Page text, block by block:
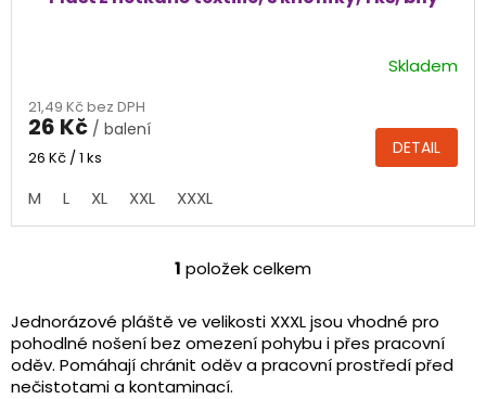
produktu
je
4,0
5
hvězdiček.
Skladem
21,49 Kč bez DPH
26 Kč / balení
Měrná
26 Kč / 1 ks DETAIL
M L XL XXL XXXL
O
l
á
d
1 položek celkem
Jednorázové pláště ve velikosti XXXL jsou vhodné pro
pohodlné nošení bez omezení pohybu i přes pracovní
oděv. Pomáhají chránit oděv a pracovní prostředí před
nečistotami a kontaminací.